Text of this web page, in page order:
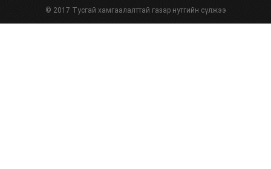
© 2017 Тусгай хамгаалалттай газар нутгийн сүлжээ